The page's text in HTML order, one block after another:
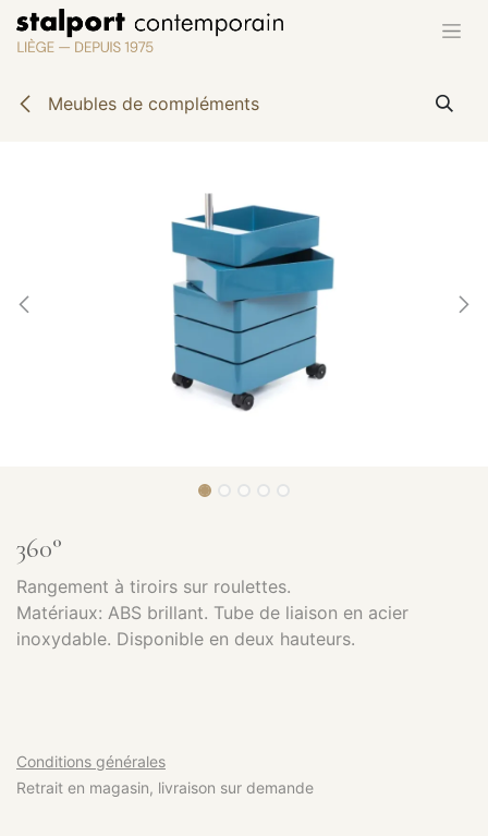
Se rendre au contenu
Meubles de compléments
360°
Rangement à tiroirs sur roulettes.
Matériaux: ABS brillant. Tube de liaison en acier
inoxydable. Disponible en deux hauteurs.
Conditions générales
Retrait en magasin, livraison sur demande